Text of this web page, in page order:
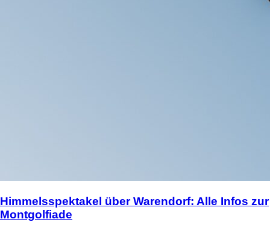
Himmelsspektakel über Warendorf: Alle Infos zur
Montgolfiade